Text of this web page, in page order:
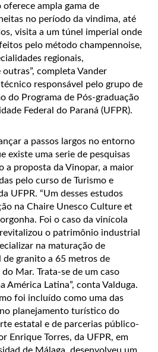
ampla gama de
no período da vindima, até
visita a um túnel imperial onde
pelo método champennoise,
regionais,
completa Vander
responsável pelo grupo de
do Programa de Pós-graduação
Federal do Paraná (UFPR).
a passos largos no entorno
existe uma serie de pesquisas
a proposta da Vinopar, a maior
pelo curso de Turismo e
UFPR. “Um desses estudos
na Chaire Unesco Culture et
Foi o caso da vinícola
o patrimônio industrial
na maturação de
granito a 65 metros de
Mar. Trata-se de um caso
América Latina”, conta Valduga.
foi incluído como uma das
planejamento turístico do
estatal e de parcerias público-
Enrique Torres, da UFPR, em
de Málaga, desenvolveu um